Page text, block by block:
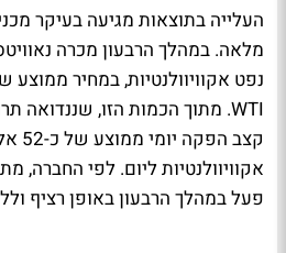
העלייה בתוצאות מגיעה בעיקר
קצב
אקוויוולנטיות ליום. לפי
פעל במהלך הרבעון באופן רציף